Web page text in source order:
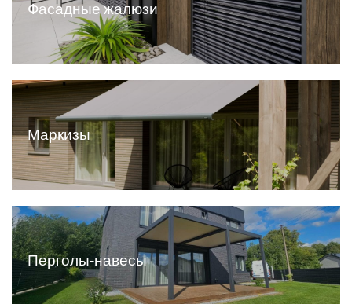
Фасадные жалюзи
Фасадные жалюзи
Маркизы
Перголы-навесы